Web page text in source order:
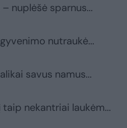
nuplėšė sparnus...
nutraukė...
savus namus...
taip nekantriai laukėm...